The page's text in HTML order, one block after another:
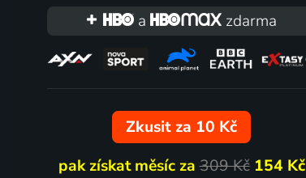
Factory
2005 | USA, Velká Británie | Dobrodružný, Fantasy, Komedie, Muzikály, Rodinný
60
a zdarma
Zkusit za 10 Kč
pak získat měsíc za309 Kč 154 Kč